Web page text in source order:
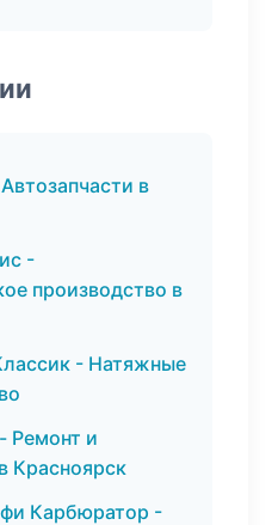
в
-
производство в
- Натяжные
Ремонт и
Красноярск
Карбюратор -